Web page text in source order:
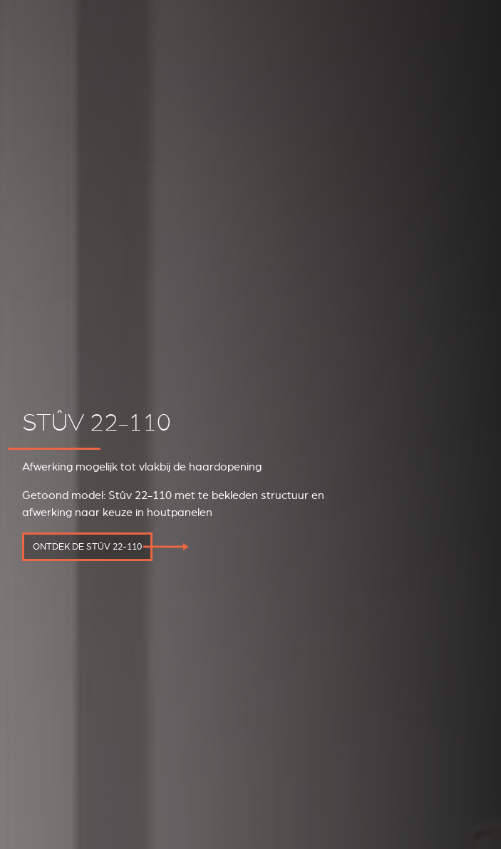
STÛV 22-110
Afwerking mogelijk tot vlakbij de haardopening
Getoond model: Stûv 22-110 met te bekleden structuur en
afwerking naar keuze in houtpanelen
ONTDEK DE STÛV 22-110